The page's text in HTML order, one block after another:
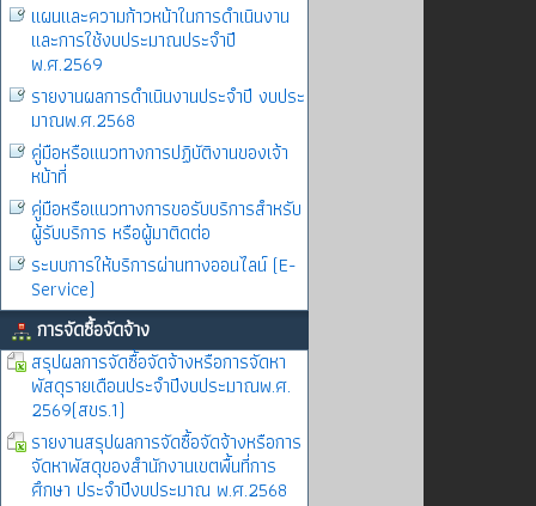
แผนและความก้าวหน้าในการดำเนินงาน
และการใช้งบประมาณประจำปี
พ.ศ.2569
รายงานผลการดำเนินงานประจำปี งบประ
มาณพ.ศ.2568
คู่มือหรือแนวทางการปฏิบัติงานของเจ้า
หน้าที่
คู่มือหรือแนวทางการขอรับบริการสำหรับ
ผู้รับบริการ หรือผู้มาติดต่อ
ระบบการให้บริการผ่านทางออนไลน์ (E-
Service)
การจัดซื้อจัดจ้าง
สรุปผลการจัดซื้อจัดจ้างหรือการจัดหา
พัสดุรายเดือนประจำปีงบประมาณพ.ศ.
2569(สขร.1)
รายงานสรุปผลการจัดซื้อจัดจ้างหรือการ
จัดหาพัสดุของสำนักงานเขตพื้นที่การ
ศึกษา ประจำปีงบประมาณ พ.ศ.2568